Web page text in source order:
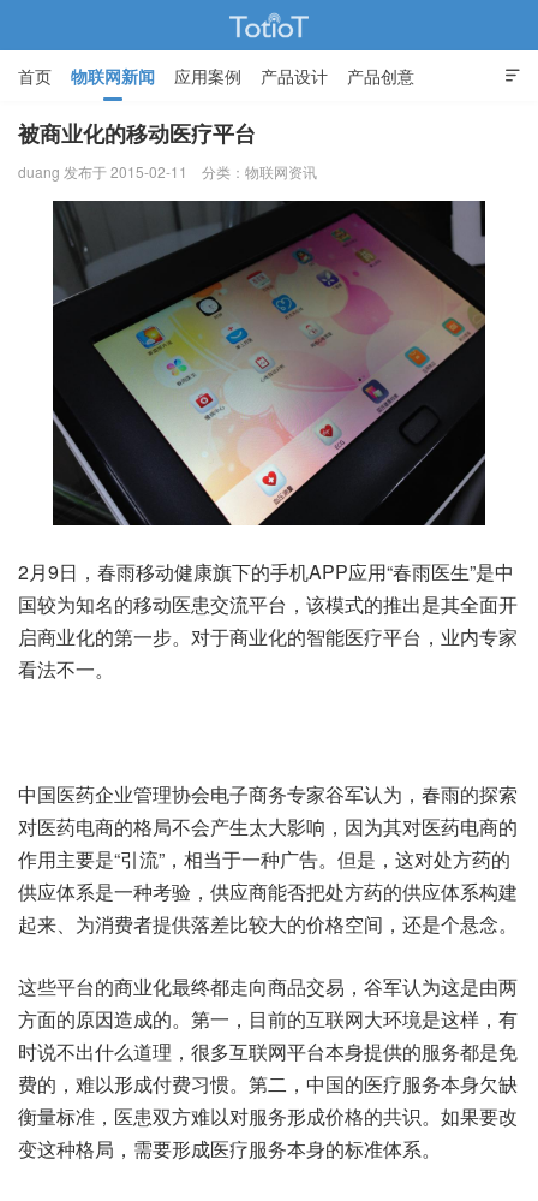
物联网的那些事 - Totiot

首页 物联网新闻 应用案例 产品设计 产品创意
智能家居
被商业化的移动医疗平台
duang 发布于 2015-02-11 分类： 物联网资讯
2月9日，春雨移动健康旗下的手机APP应用“春雨医生”是中
国较为知名的移动医患交流平台，该模式的推出是其全面开
启商业化的第一步。对于商业化的智能医疗平台，业内专家
看法不一。
中国医药企业管理协会电子商务专家谷军认为，春雨的探索
对医药电商的格局不会产生太大影响，因为其对医药电商的
作用主要是“引流”，相当于一种广告。但是，这对处方药的
供应体系是一种考验，供应商能否把处方药的供应体系构建
起来、为消费者提供落差比较大的价格空间，还是个悬念。
这些平台的商业化最终都走向商品交易，谷军认为这是由两
方面的原因造成的。第一，目前的互联网大环境是这样，有
时说不出什么道理，很多互联网平台本身提供的服务都是免
费的，难以形成付费习惯。第二，中国的医疗服务本身欠缺
衡量标准，医患双方难以对服务形成价格的共识。如果要改
变这种格局，需要形成医疗服务本身的标准体系。